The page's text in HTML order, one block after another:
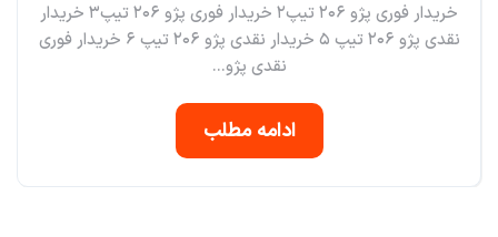
خریدار فوری پژو ۲۰۶ تیپ۲ خریدار فوری پژو ۲۰۶ تیپ۳ خریدار
نقدی پژو ۲۰۶ تیپ ۵ خریدار نقدی پژو ۲۰۶ تیپ ۶ خریدار فوری
نقدی پژو...
ادامه مطلب